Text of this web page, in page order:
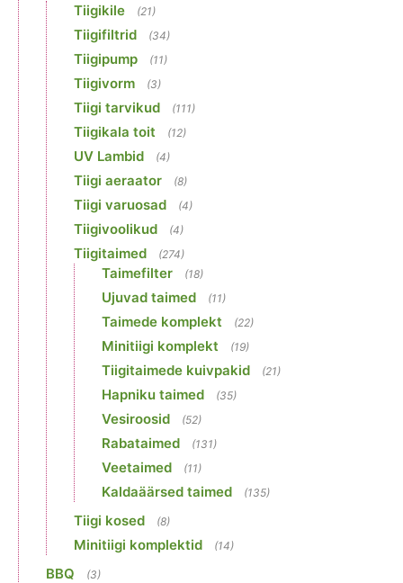
Tiigikile (21)
Tiigifiltrid (34)
Tiigipump (11)
Tiigivorm (3)
Tiigi tarvikud (111)
Tiigikala toit (12)
UV Lambid (4)
Tiigi aeraator (8)
Tiigi varuosad (4)
Tiigivoolikud (4)
Tiigitaimed (274)
Taimefilter (18)
Ujuvad taimed (11)
Taimede komplekt (22)
Minitiigi komplekt (19)
Tiigitaimede kuivpakid (21)
Hapniku taimed (35)
Vesiroosid (52)
Rabataimed (131)
Veetaimed (11)
Kaldaäärsed taimed (135)
Tiigi kosed (8)
Minitiigi komplektid (14)
BBQ (3)